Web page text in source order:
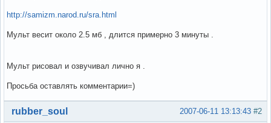
http://samizm.narod.ru/sra.html
Мульт весит около 2.5 мб , длится примерно 3 минуты .
Мульт рисовал и озвучивал лично я .
Просьба оставлять комментарии=)
Вне форума #2
2007-06-11 13:13:43
rubber_soul